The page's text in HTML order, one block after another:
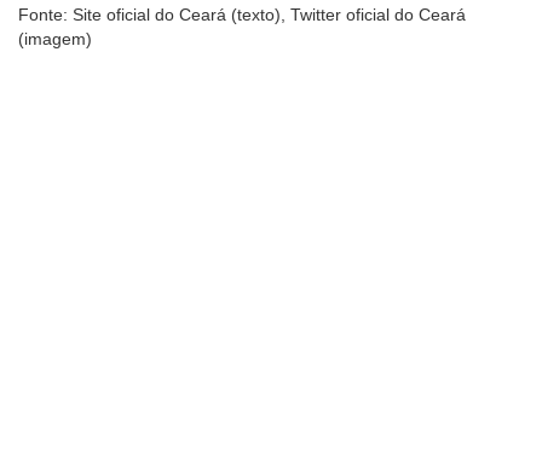
Fonte: Site oficial do Ceará (texto), Twitter oficial do Ceará
(imagem)